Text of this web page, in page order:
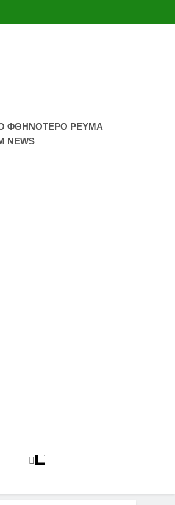
ΦΘΗΝΟΤΕΡΟ ΡΕΥΜΑ
NEWS